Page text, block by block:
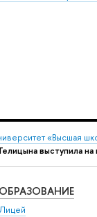
«Высшая
выступила
ОБРАЗОВАНИЕ